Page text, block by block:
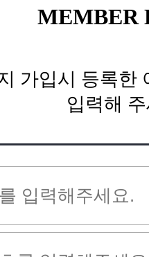
MEMBER
가입시 등록한
입력해